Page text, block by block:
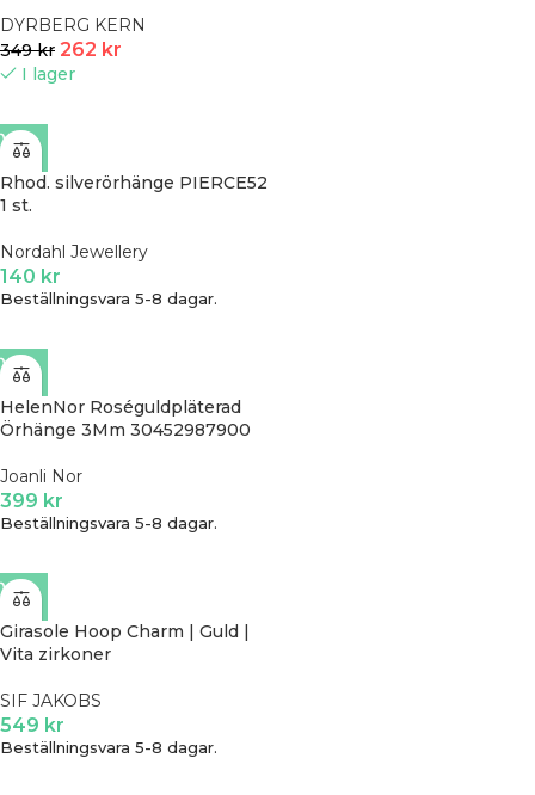
DYRBERG KERN
349kr 262 kr
I lager
Rhod. silverörhänge PIERCE52
1 st.
Nordahl Jewellery
140 kr
Beställningsvara 5-8 dagar.
HelenNor Roséguldpläterad
Örhänge 3Mm 30452987900
Joanli Nor
399 kr
Beställningsvara 5-8 dagar.
Girasole Hoop Charm | Guld |
Vita zirkoner
SIF JAKOBS
549 kr
Beställningsvara 5-8 dagar.